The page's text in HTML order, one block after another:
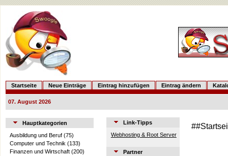
Startseite Neue Einträge Eintrag hinzufügen Eintrag ändern
07. August 2026
Hauptkategorien
Ausbildung und Beruf (75)
Computer und Technik (133)
Finanzen und Wirtschaft (200)
Link-Tipps
Webhosting & Root Server
Partner